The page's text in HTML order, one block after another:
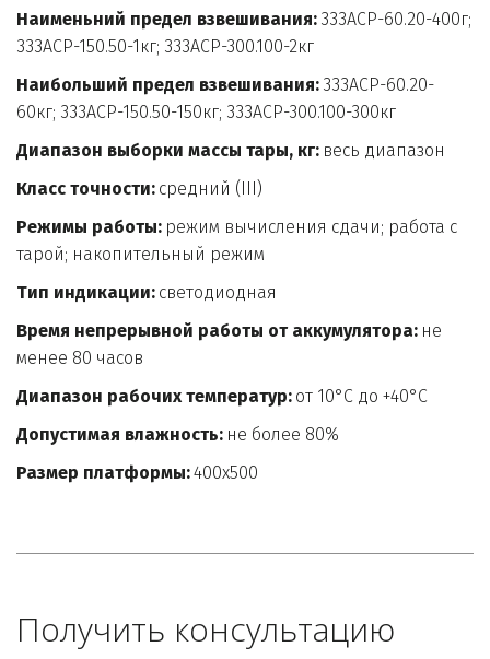
Наименьний предел взвешивания: 333ACP-60.20-400г;
333ACP-150.50-1кг; 333ACP-300.100-2кг
Наибольший предел взвешивания: 333ACP-60.20-
60кг; 333ACP-150.50-150кг; 333ACP-300.100-300кг
Диапазон выборки массы тары, кг: весь диапазон
Класс точности: средний (III)
Режимы работы: режим вычисления сдачи; работа с
тарой; накопительный режим
Тип индикации: светодиодная
Время непрерывной работы от аккумулятора: не
менее 80 часов
Диапазон рабочих температур: от 10°C до +40°C
Допустимая влажность: не более 80%
Размер платформы: 400х500
Получить консультацию